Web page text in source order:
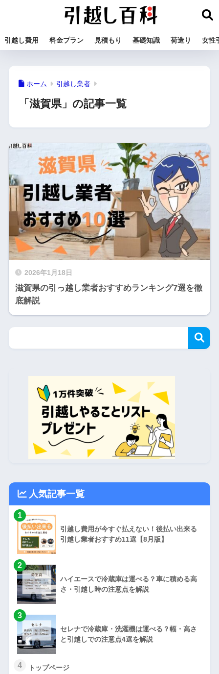
引越し費用 料金プラン 見積もり 基礎知識 荷造り 女性
ホーム 引越し業者
「滋賀県」の記事一覧
2026年1月18日
滋賀県の引っ越し業者おすすめランキング7選を徹
底解説
人気記事一覧
1
引越し費用が今すぐ払えない！後払い出来る
引越し業者おすすめ11選【8月版】
2
ハイエースで冷蔵庫は運べる？車に積める高
さ・引越し時の注意点を解説
3
セレナで冷蔵庫・洗濯機は運べる？幅・高さ
と引越しでの注意点4選を解説
4 トップページ